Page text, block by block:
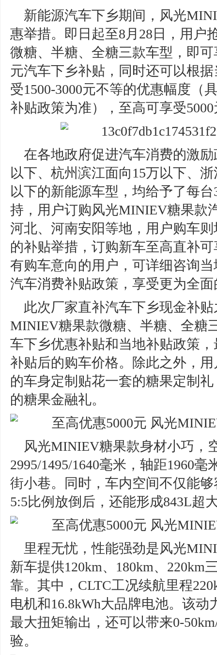
新能源汽车下乡期间，风光
惠举措。即日起至8月28日，用户
微糖、半糖、全糖三款车型，即
元汽车下乡补贴，同时还可以根
受1500-3000元不等的优惠幅度（
补贴政策为准），至高可享受
在各地政府促进汽车消费的激
以下、杭州滨江面向15万以下、
以下的新能源车型，均给予了每
持，用户订购风光MINIEV糖果款
河北、河南安阳等地，用户购车
的补贴举措，订购新车至高直补
有购车意向的用户，可详细咨询
汽车消费补贴政策，享受更为全
此次厂家直补汽车下乡现金补
MINIEV糖果款微糖、半糖、全糖
车下乡优惠补贴和当地补贴政策
补贴后的购车价格。除此之外，
的车身定制贴花一套的糖果定制
的糖果金融礼。
风光MINIEV糖果款身材小巧，
2995/1495/1640毫米，轴距1960
街小巷。同时，车内空间不仅能
5:5比例放倒后，还能形成843L超
里程无忧，性能强劲是风光
新车提供120km、180km、220km
靠。其中，CLTC工况续航里程
电机和16.8kWh大品牌电池。该动
最大扭矩输出，还可以带来0-
验。